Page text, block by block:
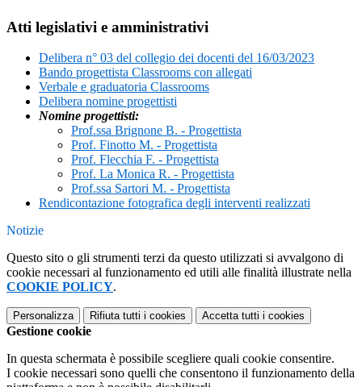
Atti legislativi e amministrativi
Delibera n° 03 del collegio dei docenti del 16/03/2023
Bando progettista Classrooms con allegati
Verbale e graduatoria Classrooms
Delibera nomine progettisti
Nomine progettisti:
Prof.ssa Brignone B. - Progettista
Prof. Finotto M. - Progettista
Prof. Flecchia F. - Progettista
Prof. La Monica R. - Progettista
Prof.ssa Sartori M. - Progettista
Rendicontazione fotografica degli interventi realizzati
Notizie
Questo sito o gli strumenti terzi da questo utilizzati si avvalgono di
cookie necessari al funzionamento ed utili alle finalità illustrate nella
COOKIE POLICY.
Personalizza Rifiuta tutti i cookies Accetta tutti i cookies
Gestione cookie
In questa schermata è possibile scegliere quali cookie consentire.
I cookie necessari sono quelli che consentono il funzionamento della